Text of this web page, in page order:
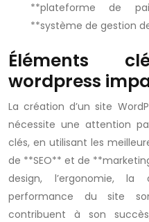
**plateforme de
**système de gestion
Éléments
wordpress
La création d’un site
nécessite une attention
clés, en utilisant les
de **SEO** et de
design, l’ergonomie,
performance du site
contribuent à son